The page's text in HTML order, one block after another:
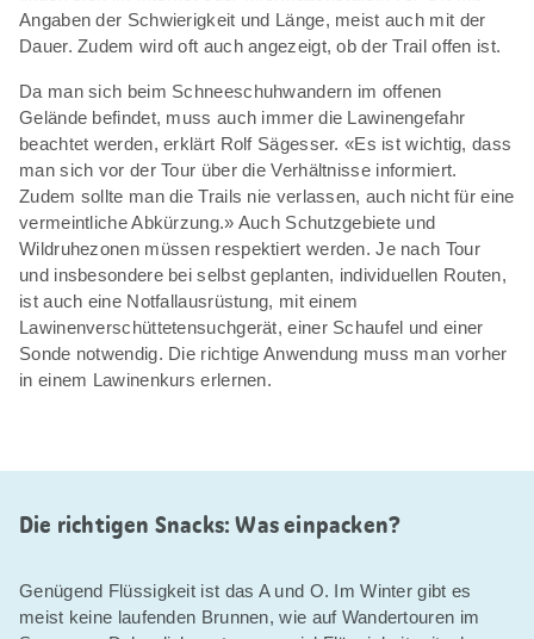
Angaben der Schwierigkeit und Länge, meist auch mit der
Dauer. Zudem wird oft auch angezeigt, ob der Trail offen ist.
Da man sich beim Schneeschuhwandern im offenen
Gelände befindet, muss auch immer die Lawinengefahr
beachtet werden, erklärt Rolf Sägesser. «Es ist wichtig, dass
man sich vor der Tour über die Verhältnisse informiert.
Zudem sollte man die Trails nie verlassen, auch nicht für eine
vermeintliche Abkürzung.» Auch Schutzgebiete und
Wildruhezonen müssen respektiert werden. Je nach Tour
und insbesondere bei selbst geplanten, individuellen Routen,
ist auch eine Notfallausrüstung, mit einem
Lawinenverschüttetensuchgerät, einer Schaufel und einer
Sonde notwendig. Die richtige Anwendung muss man vorher
in einem Lawinenkurs erlernen.
Die richtigen Snacks: Was einpacken?
Genügend Flüssigkeit ist das A und O. Im Winter gibt es
meist keine laufenden Brunnen, wie auf Wandertouren im